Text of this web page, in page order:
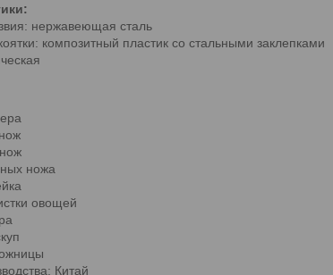
нержавеющая сталь
композитный пластик со стальными заклепками
ножа
овощей
Китай